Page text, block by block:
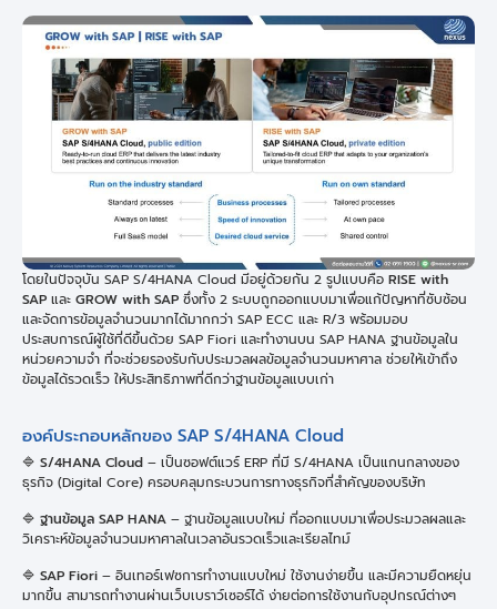
โดยในปัจจุบัน SAP S/4HANA Cloud มีอยู่ด้วยกัน 2 รูปแบบคือ RISE with
SAP และ GROW with SAP ซึ่งทั้ง 2 ระบบถูกออกแบบมาเพื่อแก้ปัญหาที่ซับซ้อน
และจัดการข้อมูลจำนวนมากได้มากกว่า SAP ECC และ R/3 พร้อมมอบ
ประสบการณ์ผู้ใช้ที่ดีขึ้นด้วย SAP Fiori และทำงานบน SAP HANA ฐานข้อมูลใน
หน่วยความจำ ที่จะช่วยรองรับกับประมวลผลข้อมูลจำนวนมหาศาล ช่วยให้เข้าถึง
ข้อมูลได้รวดเร็ว ให้ประสิทธิภาพที่ดีกว่าฐานข้อมูลแบบเก่า
องค์ประกอบหลักของ SAP S/4HANA Cloud
🔷 S/4HANA Cloud – เป็นซอฟต์แวร์ ERP ที่มี S/4HANA เป็นแกนกลางของ
ธุรกิจ (Digital Core) ครอบคลุมกระบวนการทางธุรกิจที่สำคัญของบริษัท
🔷 ฐานข้อมูล SAP HANA – ฐานข้อมูลแบบใหม่ ที่ออกแบบมาเพื่อประมวลผลและ
วิเคราะห์ข้อมูลจำนวนมหาศาลในเวลาอันรวดเร็วและเรียลไทม์
🔷 SAP Fiori – อินเทอร์เฟซการทำงานแบบใหม่ ใช้งานง่ายขึ้น และมีความยืดหยุ่น
มากขึ้น สามารถทำงานผ่านเว็บเบราว์เซอร์ได้ ง่ายต่อการใช้งานกับอุปกรณ์ต่างๆ